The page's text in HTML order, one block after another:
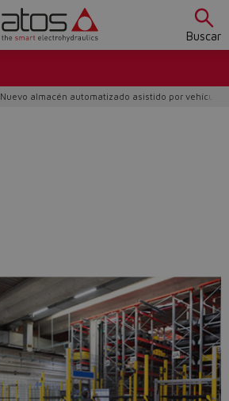
Buscar
Nuevo almacén automatizado asistido por